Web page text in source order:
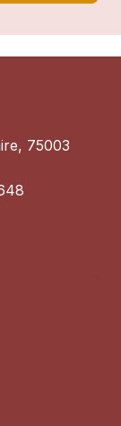
75003